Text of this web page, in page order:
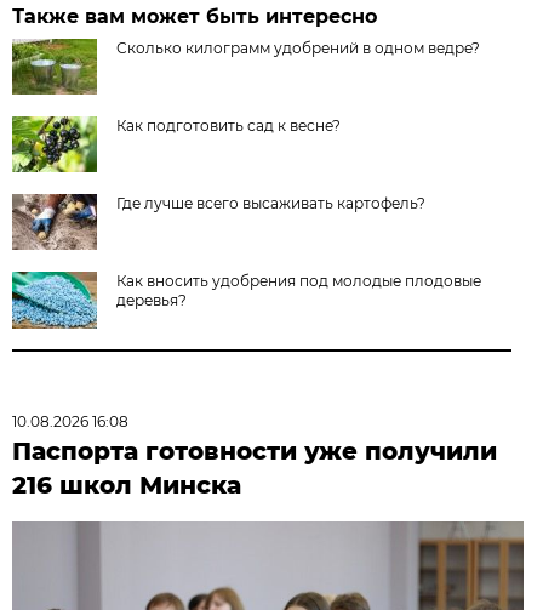
Также вам может быть интересно
Сколько килограмм удобрений в одном ведре?
Как подготовить сад к весне?
Где лучше всего высаживать картофель?
Как вносить удобрения под молодые плодовые
деревья?
10.08.2026 16:08
Паспорта готовности уже получили
216 школ Минска